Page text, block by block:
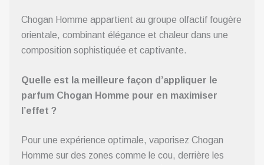
Chogan Homme appartient au groupe olfactif fougère
orientale, combinant élégance et chaleur dans une
composition sophistiquée et captivante.
Quelle est la meilleure façon d’appliquer le
parfum Chogan Homme pour en maximiser
l’effet ?
Pour une expérience optimale, vaporisez Chogan
Homme sur des zones comme le cou, derrière les